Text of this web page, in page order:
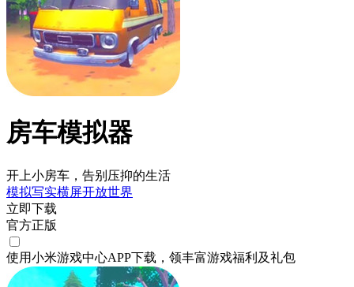
房车模拟器
开上小房车，告别压抑的生活
模拟写实横屏开放世界
立即下载
官方正版
使用小米游戏中心APP下载 ，领丰富游戏福利 及礼包